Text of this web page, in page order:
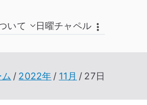
いて 日曜チャペル
2022年 11月 27日